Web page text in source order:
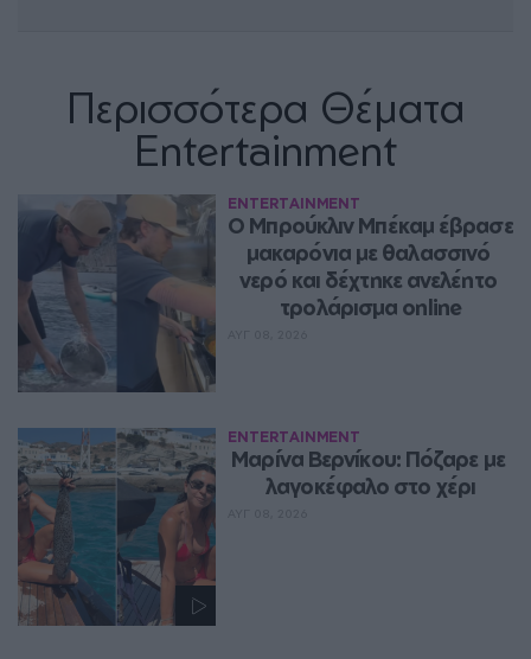
Περισσότερα Θέματα
Entertainment
ENTERTAINMENT
Ο Μπρούκλιν Μπέκαμ έβρασε
μακαρόνια με θαλασσινό
νερό και δέχτηκε ανελέητο
τρολάρισμα online
ENTERTAINMENT
Μαρίνα Βερνίκου: Πόζαρε με
λαγοκέφαλο στο χέρι